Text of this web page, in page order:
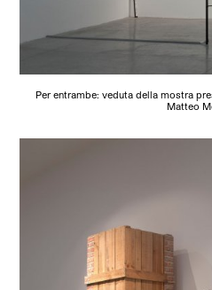
Per entrambe: veduta della mostra
Matteo